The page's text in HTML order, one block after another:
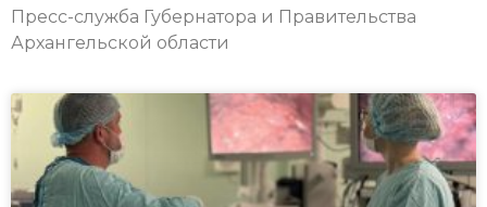
Пресс-служба Губернатора и Правительства
Архангельской области